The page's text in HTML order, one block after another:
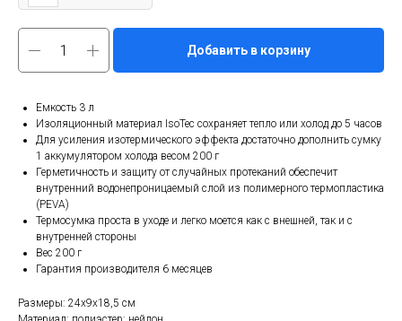
Добавить в корзину
Емкость 3 л
Изоляционный материал IsoTec сохраняет тепло или холод до 5 часов
Для усиления изотермического эффекта достаточно дополнить сумку
1 аккумулятором холода весом 200 г
Герметичность и защиту от случайных протеканий обеспечит
внутренний водонепроницаемый слой из полимерного термопластика
(PEVA)
Термосумка проста в уходе и легко моется как с внешней, так и с
внутренней стороны
Вес 200 г
Гарантия производителя 6 месяцев
Размеры: 24х9х18,5 см